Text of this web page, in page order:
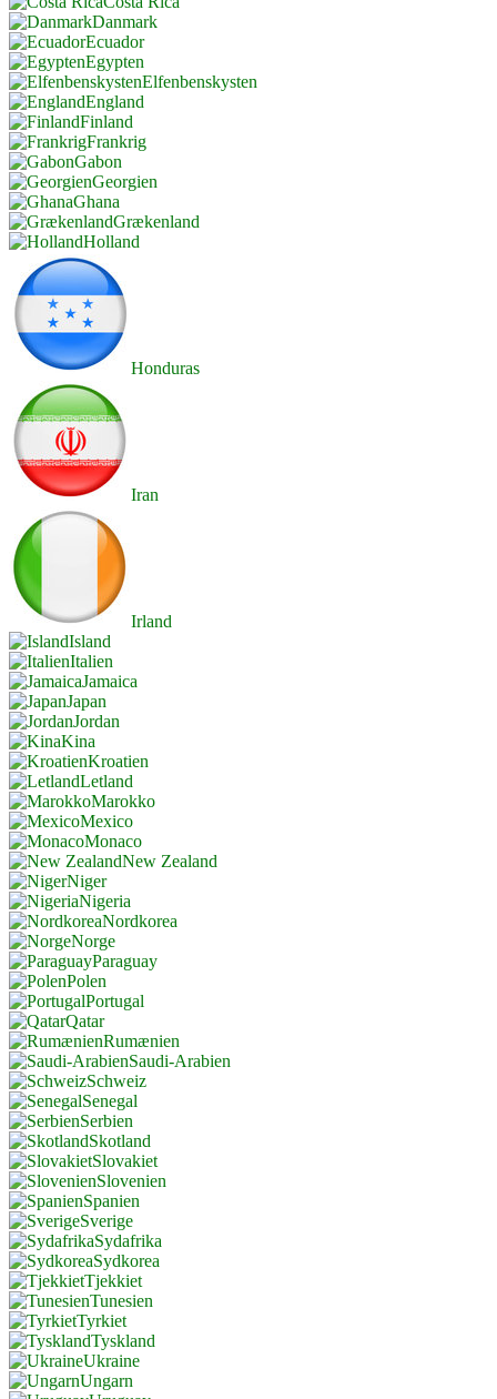
Danmark
Ecuador
Egypten
Elfenbenskysten
England
Finland
Frankrig
Gabon
Georgien
Ghana
Grækenland
Holland
Honduras
Iran
Irland
Island
Italien
Jamaica
Japan
Jordan
Kina
Kroatien
Letland
Marokko
Mexico
Monaco
New Zealand
Niger
Nigeria
Nordkorea
Norge
Paraguay
Polen
Portugal
Qatar
Rumænien
Saudi-Arabien
Schweiz
Senegal
Serbien
Skotland
Slovakiet
Slovenien
Spanien
Sverige
Sydafrika
Sydkorea
Tjekkiet
Tunesien
Tyrkiet
Tyskland
Ukraine
Ungarn